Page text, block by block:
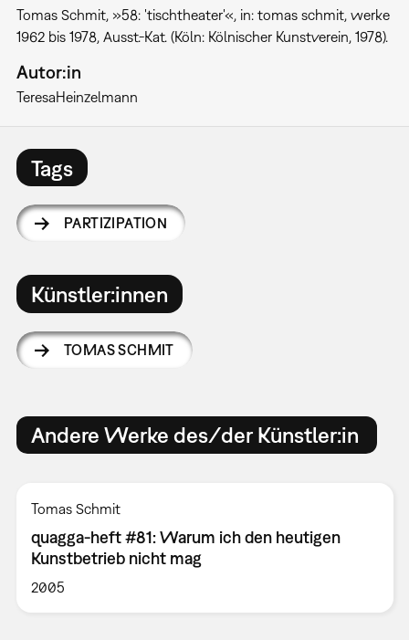
Tomas Schmit, »58: 'tischtheater'«, in: tomas schmit, werke
1962 bis 1978, Ausst.-Kat. (Köln: Kölnischer Kunstverein, 1978).
Autor:in
TeresaHeinzelmann
Tags
PARTIZIPATION
Künstler:innen
TOMAS SCHMIT
Andere Werke des/der Künstler:in
Tomas Schmit
quagga-heft #81: Warum ich den heutigen
Kunstbetrieb nicht mag
2005